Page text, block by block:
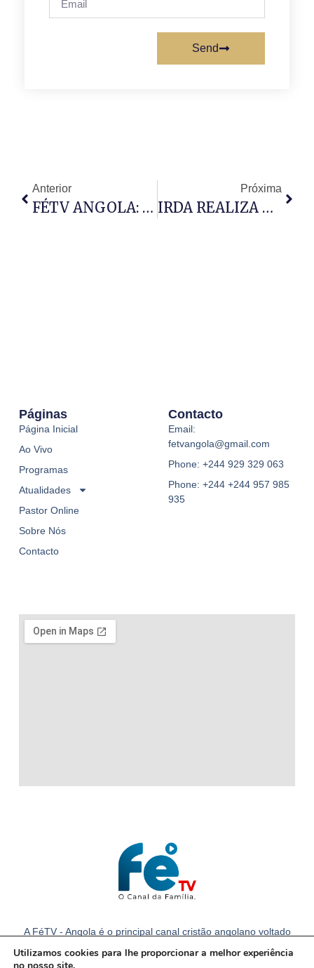
Send
Anterior
FÉTV ANGOLA: COMUNICAÇÃO AO SERVIÇO DA FÉ
Próxima
IRDA REALIZA O EVENTO “UMA DOSE E BASTA”
A FéTV - Angola é o principal canal cristão angolano voltado
para a família com notícias e conteúdos cristãos em Angola.
Páginas
Página Inicial
Ao Vivo
Programas
Atualidades
Pastor Online
Sobre Nós
Contacto
Contacto
Email:
fetvangola@gmail.com
Phone: +244 929 329 063
Phone: +244 +244 957 985
935
Utilizamos cookies para lhe proporcionar a melhor experiência